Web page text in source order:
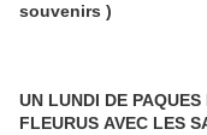
souvenirs )
UN LUNDI DE PAQUES EN 2026 A
FLEURUS AVEC LES SANS PAREILS